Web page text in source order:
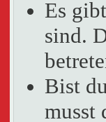
Es
sind.
Bist
musst